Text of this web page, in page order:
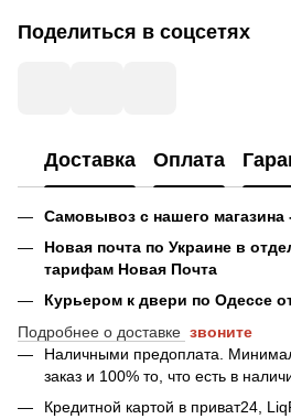
Поделиться в соцсетях
Доставка Оплата
Самовывоз с нашего магазина
Новая почта по Украине в
тарифам Новая Почта
Курьером к двери по Одессе
Подробнее о доставке звоните
Наличными предоплата.
заказ и 100% то, что есть в
Кредитной картой в приват24,